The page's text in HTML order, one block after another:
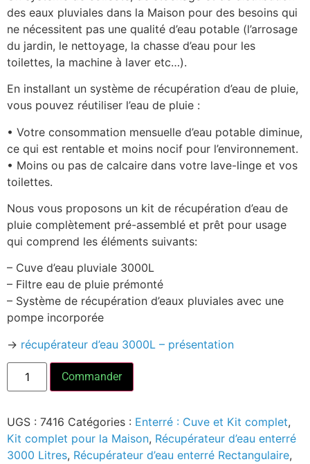
des eaux pluviales dans la Maison pour des besoins qui
ne nécessitent pas une qualité d’eau potable (l’arrosage
du jardin, le nettoyage, la chasse d’eau pour les
toilettes, la machine à laver etc…).
En installant un système de récupération d’eau de pluie,
vous pouvez réutiliser l’eau de pluie :
• Votre consommation mensuelle d’eau potable diminue,
ce qui est rentable et moins nocif pour l’environnement.
• Moins ou pas de calcaire dans votre lave-linge et vos
toilettes.
Nous vous proposons un kit de récupération d’eau de
pluie complètement pré-assemblé et prêt pour usage
qui comprend les éléments suivants:
– Cuve d’eau pluviale 3000L
– Filtre eau de pluie prémonté
– Système de récupération d’eaux pluviales avec une
pompe incorporée
-> récupérateur d’eau 3000L – présentation
Commander
UGS : 7416 Catégories : Enterré : Cuve et Kit complet,
Kit complet pour la Maison, Récupérateur d’eau enterré
3000 Litres, Récupérateur d’eau enterré Rectangulaire,